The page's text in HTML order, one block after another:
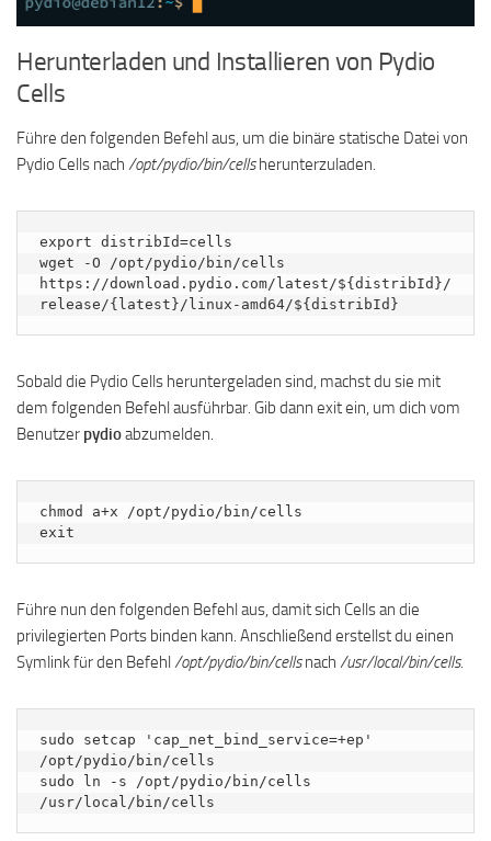
Herunterladen und Installieren von Pydio
Cells
Führe den folgenden Befehl aus, um die binäre statische Datei von
Pydio Cells nach /opt/pydio/bin/cellsherunterzuladen.
export distribId=cells
wget -O /opt/pydio/bin/cells
https://download.pydio.com/latest/${distribId}/
release/{latest}/linux-amd64/${distribId}
Sobald die Pydio Cells heruntergeladen sind, machst du sie mit
dem folgenden Befehl ausführbar. Gib dann exit ein, um dich vom
Benutzer pydioabzumelden.
chmod a+x /opt/pydio/bin/cells
exit
Führe nun den folgenden Befehl aus, damit sich Cells an die
privilegierten Ports binden kann. Anschließend erstellst du einen
Symlink für den Befehl /opt/pydio/bin/cellsnach /usr/local/bin/cells.
sudo setcap 'cap_net_bind_service=+ep'
/opt/pydio/bin/cells
sudo ln -s /opt/pydio/bin/cells
/usr/local/bin/cells